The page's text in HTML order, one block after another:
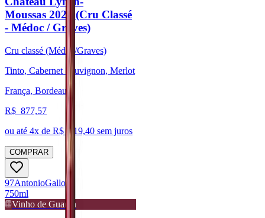
Moussas 2020 (Cru Classé
- Médoc / Graves)
Cru classé (Médoc/Graves)
Tinto, Cabernet Sauvignon, Merlot
França, Bordeaux
R$ 877,57
ou até 4x de R$ 219,40 sem juros
COMPRAR
97AntonioGalloni
750ml
Vinho de Guarda